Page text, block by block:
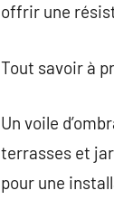
offrir une
Tout savoir à
Un voile
terrasses et
pour une